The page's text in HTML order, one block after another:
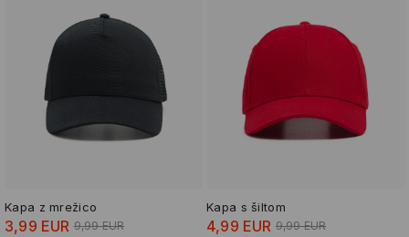
Kapa z mrežico
3,99 EUR 9,99 EUR
Kapa s šiltom
4,99 EUR 9,99 EUR